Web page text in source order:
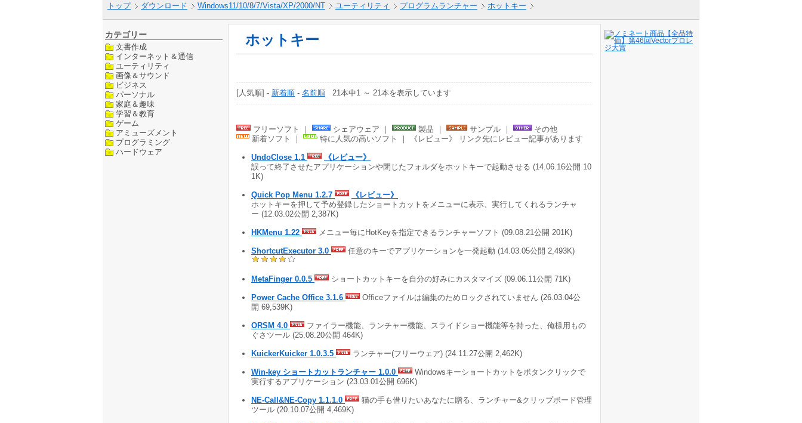
トップ ダウンロード Windows11/10/8/7/Vista/XP/2000/NT ユーティリティ プログラムランチャー ホットキー
カテゴリー
文書作成
インターネット＆通信
ユーティリティ
画像＆サウンド
ビジネス
パーソナル
家庭＆趣味
学習＆教育
ゲーム
アミューズメント
プログラミング
ハードウェア
ホットキー
[人気順] - 新着順 - 名前順 21本中1 ～ 21本を表示しています
フリーソフト ｜ シェアウェア ｜ 製品 ｜ サンプル ｜
その他
新着ソフト ｜
特に人気の高いソフト ｜ 《レビュー》 リンク先にレビュー記事があります
UndoClose 1.1
《レビュー》
誤って終了させたアプリケーションや閉じたフォルダをホットキーで起動させる (14.06.16公開 10
1K)
Quick Pop Menu 1.2.7
《レビュー》
ホットキーを押して予め登録したショートカットをメニューに表示、実行してくれるランチャ
ー (12.03.02公開 2,387K)
HKMenu 1.22 メニュー毎にHotKeyを指定できるランチャーソフト (09.08.21公開 201K)
ShortcutExecutor 3.0 任意のキーでアプリケーションを一発起動 (14.03.05公開 2,493K)
MetaFinger 0.0.5 ショートカットキーを自分の好みにカスタマイズ (09.06.11公開 71K)
Power Cache Office 3.1.6
Officeファイルは編集のためロックされていません (26.03.04公
開 69,539K)
ORSM 4.0
ファイラー機能、ランチャー機能、スライドショー機能等を持った、俺様用もの
ぐさツール (25.08.20公開 464K)
KuickerKuicker 1.0.3.5 ランチャー(フリーウェア) (24.11.27公開 2,462K)
Win-key ショートカットランチャー 1.0.0
Windowsキーショートカットをボタンクリックで
実行するアプリケーション (23.03.01公開 696K)
NE-Call&NE-Copy 1.1.1.0
猫の手も借りたいあなたに贈る、ランチャー&クリップボード管理
ツール (20.10.07公開 4,469K)